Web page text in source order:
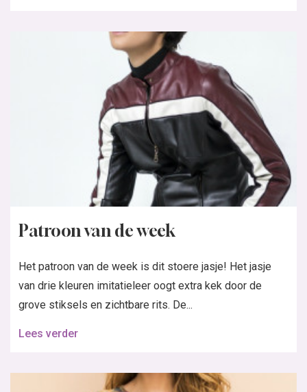
Patroon van de week
Het patroon van de week is dit stoere jasje! Het jasje
van drie kleuren imitatieleer oogt extra kek door de
grove stiksels en zichtbare rits. De...
Lees verder